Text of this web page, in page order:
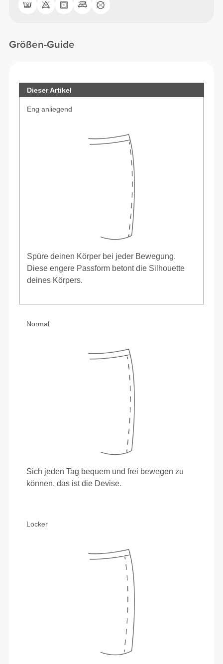
Größen-Guide
Dieser Artikel
Eng anliegend
Spüre deinen Körper bei jeder Bewegung.
Diese engere Passform betont die Silhouette
deines Körpers.
Normal
Sich jeden Tag bequem und frei bewegen zu
können, das ist die Devise.
Locker